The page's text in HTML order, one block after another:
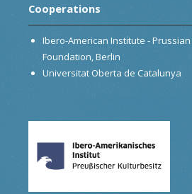
Cooperations
Ibero-American Institute -
Foundation, Berlin
Universitat Oberta de Catalunya